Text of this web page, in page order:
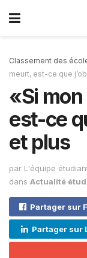
Classement des
meurt, est-ce que
«Si
est-ce
et plus
par L'équipe
dans Actualité
Partager sur
Partager sur